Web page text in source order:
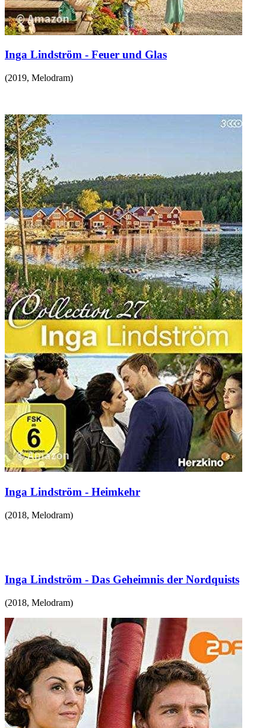
Inga Lindström - Feuer und Glas
(2019, Melodram)
Inga Lindström - Heimkehr
(2018, Melodram)
Inga Lindström - Das Geheimnis der Nordquists
(2018, Melodram)